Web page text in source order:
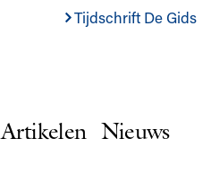
Tijdschrift De Gids
Artikelen Nieuws